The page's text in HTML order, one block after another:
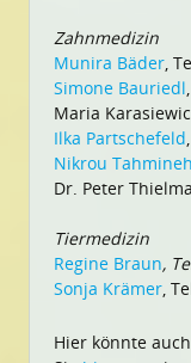
Zahnmedizin
Munira Bäder ,
Simone Bauriedl
Maria
Ilka Partschefeld
Nikrou Tahmineh
Dr. Peter
Tiermedizin
Regine Braun,
Sonja Krämer ,
Hier könnte